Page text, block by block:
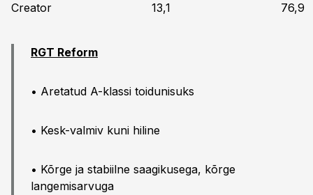
Creator 13,1 76,9
RGT Reform
• Aretatud A-klassi toidunisuks
• Kesk-valmiv kuni hiline
• Kõrge ja stabiilne saagikusega, kõrge
langemisarvuga